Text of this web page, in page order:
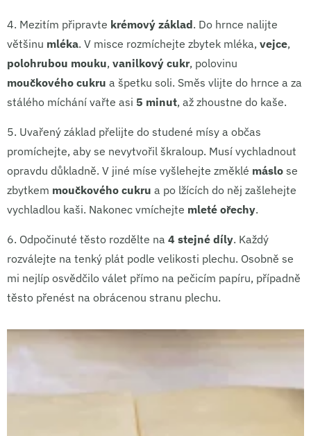
4. Mezitím připravte krémový základ. Do hrnce nalijte
většinu mléka. V misce rozmíchejte zbytek mléka, vejce,
polohrubou mouku, vanilkový cukr, polovinu
moučkového cukru a špetku soli. Směs vlijte do hrnce a za
stálého míchání vařte asi 5 minut, až zhoustne do kaše.
5. Uvařený základ přelijte do studené mísy a občas
promíchejte, aby se nevytvořil škraloup. Musí vychladnout
opravdu důkladně. V jiné míse vyšlehejte změklé máslo se
zbytkem moučkového cukru a po lžících do něj zašlehejte
vychladlou kaši. Nakonec vmíchejte mleté ořechy.
6. Odpočinuté těsto rozdělte na 4 stejné díly. Každý
rozválejte na tenký plát podle velikosti plechu. Osobně se
mi nejlíp osvědčilo válet přímo na pečicím papíru, případně
těsto přenést na obrácenou stranu plechu.